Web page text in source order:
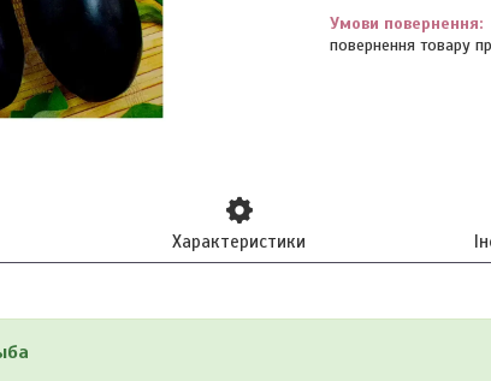
повернення товару
Характеристики